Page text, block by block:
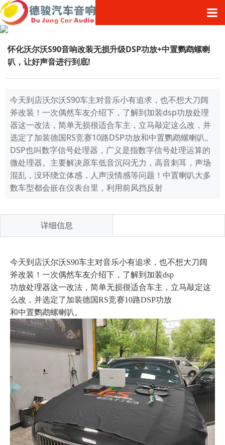
怀化沃尔沃S90音响改装无损升级DSP功放+中置鹦鹉螺喇
叭，让好声音进行到底!
今天到店沃尔沃S90车主对音乐小有追求，也不想大刀阔
斧改装！一次偶然车友介绍下，了解到加装dsp功放处理
器这一改法，简单无损很适合车主，立马敲定这么改，并
选定了加装德国RS竞赛10路DSP功放和中置鹦鹉螺喇叭。
DSP也叫数字信号处理器，广义是指数字信号处理运算的
微处理器。主要解决原车低音沉闷无力，高音刺耳，声场
混乱，没环绕立体感，人声没情感等问题！中置喇叭大多
数车型都会嵌在仪表台里，利用前风挡反射
详细信息
今天到店沃尔沃S90车主对音乐小有追求，也不想大刀阔
斧改装！一次偶然车友介绍下，了解到加装dsp
功放处理器这一改法，简单无损很适合车主，立马敲定这
么改，并选定了加装德国RS竞赛10路DSP功放
和中置鹦鹉螺喇叭。